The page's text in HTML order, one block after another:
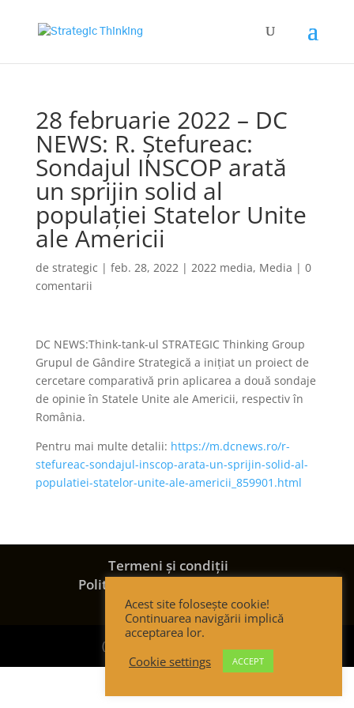
28 februarie 2022 – DC
NEWS: R. Ștefureac:
Sondajul INSCOP arată
un sprijin solid al
populației Statelor Unite
ale Americii
de strategic | feb. 28, 2022| 2022 media, Media | 0
comentarii
DC NEWS:Think-tank-ul STRATEGIC Thinking Group
Grupul de Gândire Strategică a inițiat un proiect de
cercetare comparativă prin aplicarea a două sondaje
de opinie în Statele Unite ale Americii, respectiv în
România.
Pentru mai multe detalii: https://m.dcnews.ro/r-
stefureac-sondajul-inscop-arata-un-sprijin-solid-al-
populatiei-statelor-unite-ale-americii_859901.html
Termeni și condiții
Politica de confidențialitate
Politica de cookies
(c) Strategic Thinking Group
Acest site folosește cookie!
Continuarea navigării implică
acceptarea lor.
Cookie settings
ACCEPT